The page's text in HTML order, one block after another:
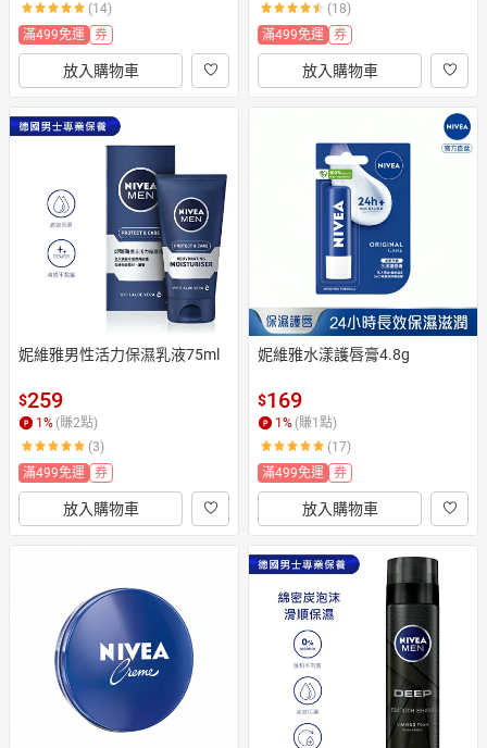
(14)
滿499免運
券
放入購物車
(18)
滿499免運
券
放入購物車
妮維雅男性活力保濕乳液75ml
$259
1% (賺2點)
(3)
滿499免運
券
放入購物車
妮維雅水漾護唇膏4.8g
$169
1% (賺1點)
(17)
滿499免運
券
放入購物車